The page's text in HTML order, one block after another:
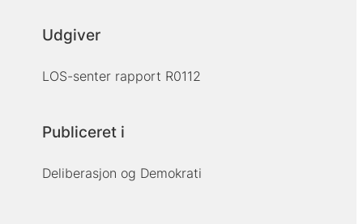
Udgiver
LOS-senter rapport R0112
Publiceret i
Deliberasjon og Demokrati